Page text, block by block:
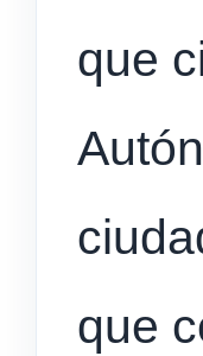
que
que